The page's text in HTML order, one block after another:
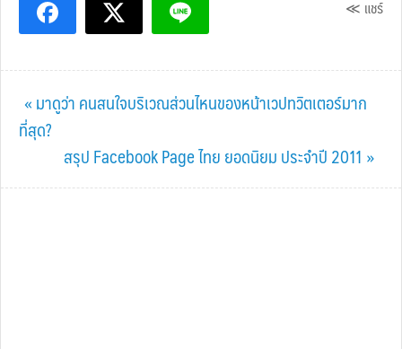
≪ แชร์
Previous
Post:
« มาดูว่า คนสนใจบริเวณส่วนไหนของหน้าเวปทวิตเตอร์มาก
ที่สุด?
Next
Post:
สรุป Facebook Page ไทย ยอดนิยม ประจำปี 2011 »